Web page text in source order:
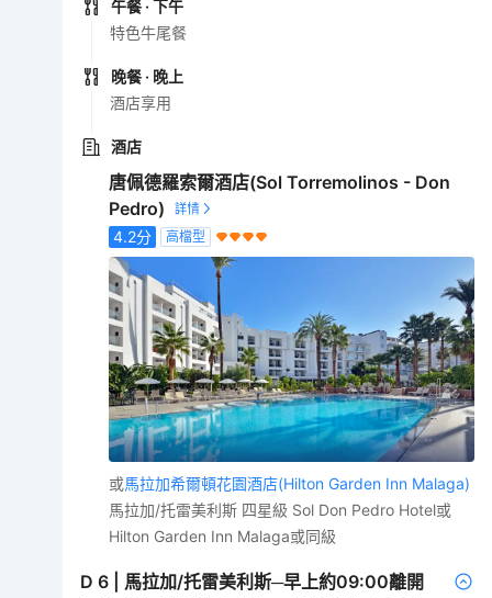
午餐 · 下午
特色牛尾餐
晚餐 · 晚上
酒店享用
酒店
唐佩德羅索爾酒店(Sol Torremolinos - Don
Pedro)
4.2分 高檔型
或馬拉加希爾頓花園酒店(Hilton Garden Inn Malaga)
馬拉加/托雷美利斯 四星級 Sol Don Pedro Hotel或
Hilton Garden Inn Malaga或同級
D6
馬拉加/托雷美利斯─早上約09:00離開